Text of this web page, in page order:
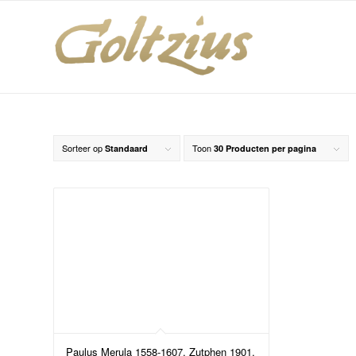
Sorteer op Standaard Toon 30 Producten per pagina
Paulus Merula 1558-1607, Zutphen 1901,